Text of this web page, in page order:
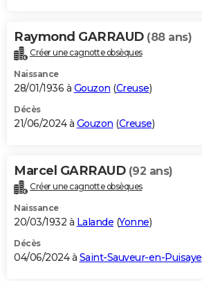
Raymond GARRAUD (88 ans)
Créer une cagnotte obsèques
Naissance
28/01/1936 à Gouzon (Creuse)
Décès
21/06/2024 à Gouzon (Creuse)
Marcel GARRAUD (92 ans)
Créer une cagnotte obsèques
Naissance
20/03/1932 à Lalande (Yonne)
Décès
04/06/2024 à Saint-Sauveur-en-Puisaye